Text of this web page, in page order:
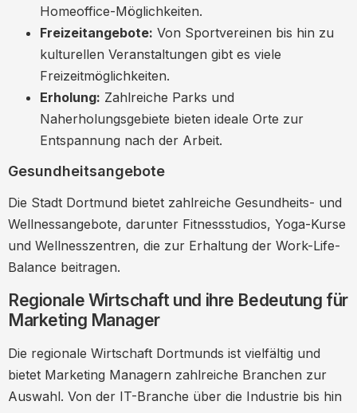
Homeoffice-Möglichkeiten.
Freizeitangebote: Von Sportvereinen bis hin zu
kulturellen Veranstaltungen gibt es viele
Freizeitmöglichkeiten.
Erholung: Zahlreiche Parks und
Naherholungsgebiete bieten ideale Orte zur
Entspannung nach der Arbeit.
Gesundheitsangebote
Die Stadt Dortmund bietet zahlreiche Gesundheits- und
Wellnessangebote, darunter Fitnessstudios, Yoga-Kurse
und Wellnesszentren, die zur Erhaltung der Work-Life-
Balance beitragen.
Regionale Wirtschaft und ihre Bedeutung für
Marketing Manager
Die regionale Wirtschaft Dortmunds ist vielfältig und
bietet Marketing Managern zahlreiche Branchen zur
Auswahl. Von der IT-Branche über die Industrie bis hin